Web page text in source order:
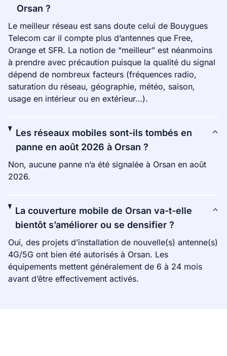
Orsan ?
Le meilleur réseau est sans doute celui de Bouygues
Telecom car il compte plus d’antennes que Free,
Orange et SFR. La notion de “meilleur” est néanmoins
à prendre avec précaution puisque la qualité du signal
dépend de nombreux facteurs (fréquences radio,
saturation du réseau, géographie, météo, saison,
usage en intérieur ou en extérieur…).
Les réseaux mobiles sont-ils tombés en
panne en août 2026 à Orsan ?
Non, aucune panne n’a été signalée à Orsan en août
2026.
La couverture mobile de Orsan va-t-elle
bientôt s’améliorer ou se densifier ?
Oui, des projets d’installation de nouvelle(s) antenne(s)
4G/5G ont bien été autorisés à Orsan. Les
équipements mettent généralement de 6 à 24 mois
avant d’être effectivement activés.